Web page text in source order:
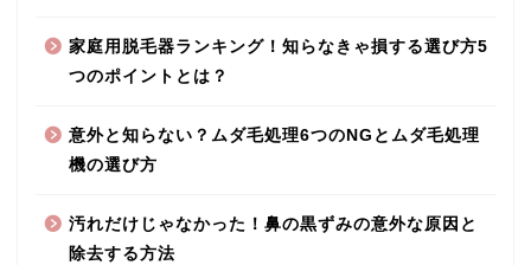
家庭用脱毛器ランキング！知らなきゃ損する選び方5
つのポイントとは？
意外と知らない？ムダ毛処理6つのNGとムダ毛処理
機の選び方
汚れだけじゃなかった！鼻の黒ずみの意外な原因と
除去する方法